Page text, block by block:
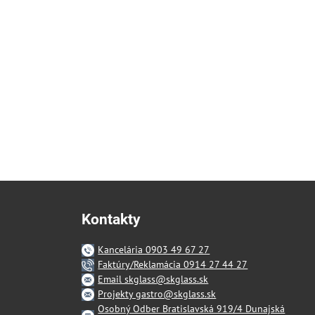
Kontakty
Kancelária 0903 49 67 27
Faktúry/Reklamácia 0914 27 44 27
Email skglass@skglass.sk
Projekty gastro@skglass.sk
Osobný Odber Bratislavská 919/4 Dunajská